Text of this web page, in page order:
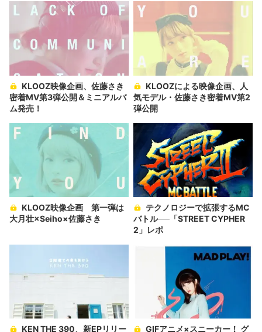
密着MV第3弾公開＆ミニアルバ
ム発売！
気モデル・佐藤さき密着MV第2
弾公開
大月壮×Seiho×佐藤さき
バトル──「STREET CYPHER
2」レポ